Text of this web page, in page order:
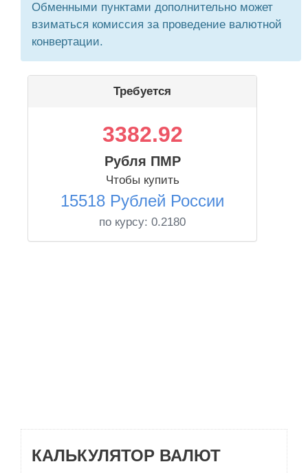
Обменными пунктами дополнительно может
взиматься комиссия за проведение валютной
конвертации.
Требуется
3382.92
Рубля ПМР
Чтобы купить
15518 Рублей России
по курсу: 0.2180
КАЛЬКУЛЯТОР ВАЛЮТ